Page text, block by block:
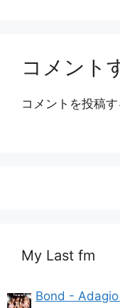
コメント
コメントを投稿
My Last fm
Bond -